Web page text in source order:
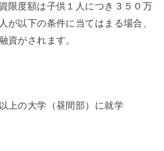
限度額は子供１人につき３５０万
が以下の条件に当てはまる場合、
資がされます。
上の大学（昼間部）に就学